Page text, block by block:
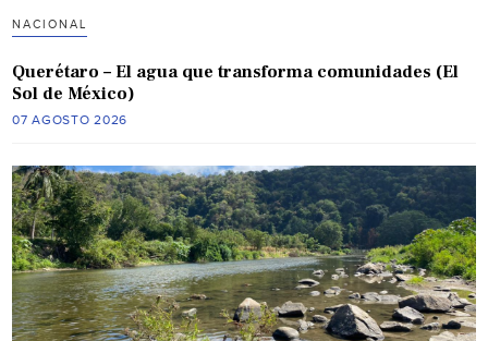
NACIONAL
Querétaro – El agua que transforma comunidades (El
Sol de México)
07 AGOSTO 2026